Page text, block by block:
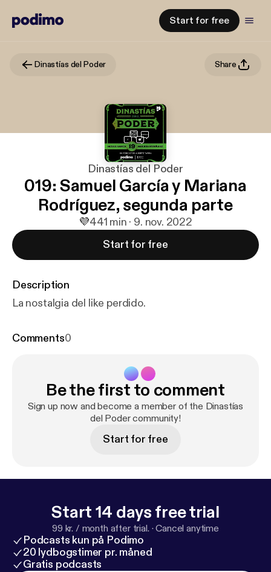
Start for free
Dinastías del Poder Share
Dinastías del Poder
019: Samuel García y Mariana
Rodríguez, segunda parte
💜441 min · 9. nov. 2022
Start for free
Description
La nostalgia del like perdido.
Comments0
Be the first to comment
Sign up now and become a member of the Dinastías
del Poder community!
Start for free
Start 14 days free trial
99 kr. / month after trial. ·Cancel anytime
Podcasts kun på Podimo
20 lydbogstimer pr. måned
Gratis podcasts